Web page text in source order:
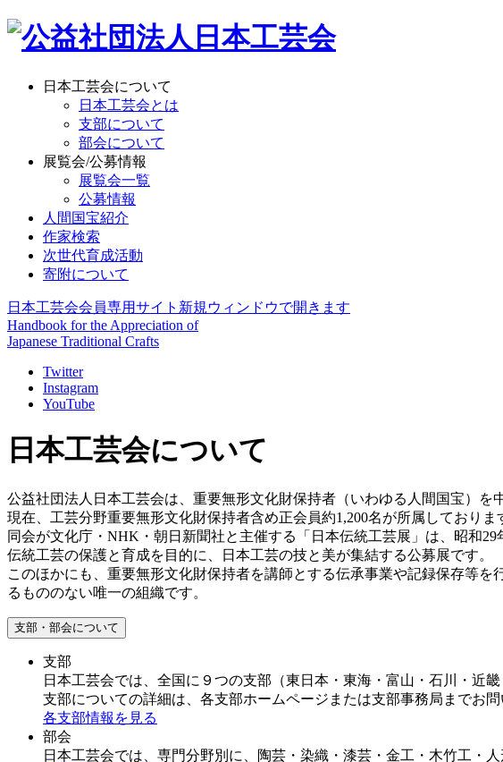
日本工芸会について
日本工芸会とは
支部について
部会について
展覧会/公募情報
展覧会一覧
公募情報
人間国宝紹介
作家検索
次世代育成活動
寄附について
日本工芸会会員専用サイト 新規ウィンドウで開きます
Handbook for the Appreciation of
Japanese Traditional Crafts
Twitter
Instagram
YouTube
日本工芸会について
公益社団法人日本工芸会は、重要無形文化財保持者（いわゆる人間国宝）を
現在、工芸分野重要無形文化財保持者含め正会員約1,200名が所属しておりま
同会が文化庁・NHK・朝日新聞社と主催する「日本伝統工芸展」は、昭和
伝統工芸の保護と育成を目的に、日本工芸の技と美が集結する公募展です。
このほかにも、重要無形文化財保持者を講師とする伝承事業や記録保存等
るもののない唯一の組織です。
支部・部会について
支部
日本工芸会では、全国に９つの支部（東日本・東海・富山・石川・近
支部についての詳細は、各支部ホームページまたは支部事務局までお問
各支部情報を見る
部会
日本工芸会では、専門分野別に、陶芸・染織・漆芸・金工・木竹工・